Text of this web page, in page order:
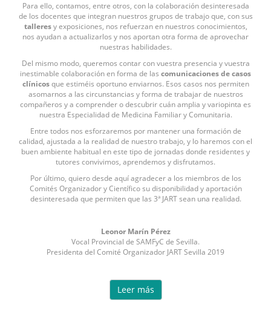
Para ello, contamos, entre otros, con la colaboración desinteresada
de los docentes que integran nuestros grupos de trabajo que, con sus
talleresy exposiciones, nos refuerzan en nuestros conocimientos,
nos ayudan a actualizarlos y nos aportan otra forma de aprovechar
nuestras habilidades.
Del mismo modo, queremos contar con vuestra presencia y vuestra
inestimable colaboración en forma de las comunicaciones de casos
clínicosque estiméis oportuno enviarnos. Esos casos nos permiten
asomarnos a las circunstancias y forma de trabajar de nuestros
compañeros y a comprender o descubrir cuán amplia y variopinta es
nuestra Especialidad de Medicina Familiar y Comunitaria.
Entre todos nos esforzaremos por mantener una formación de
calidad, ajustada a la realidad de nuestro trabajo, y lo haremos con el
buen ambiente habitual en este tipo de jornadas donde residentes y
tutores convivimos, aprendemos y disfrutamos.
Por último, quiero desde aquí agradecer a los miembros de los
Comités Organizador y Científico su disponibilidad y aportación
desinteresada que permiten que las 3ª JART sean una realidad.
Leonor Marín Pérez
Vocal Provincial de SAMFyC de Sevilla.
Presidenta del Comité Organizador JART Sevilla 2019
Leer más